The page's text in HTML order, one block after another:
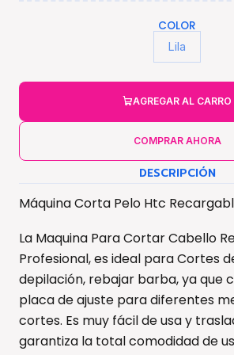
COLOR
Lila
AGREGAR AL CARRO
COMPRAR AHORA
DESCRIPCIÓN
Máquina Corta Pelo Htc
La Maquina Para Cortar Cabello
Profesional, es ideal para Cortes
depilación, rebajar barba, ya que
placa de ajuste para diferentes
cortes. Es muy fácil de usa y
garantiza la total comodidad de